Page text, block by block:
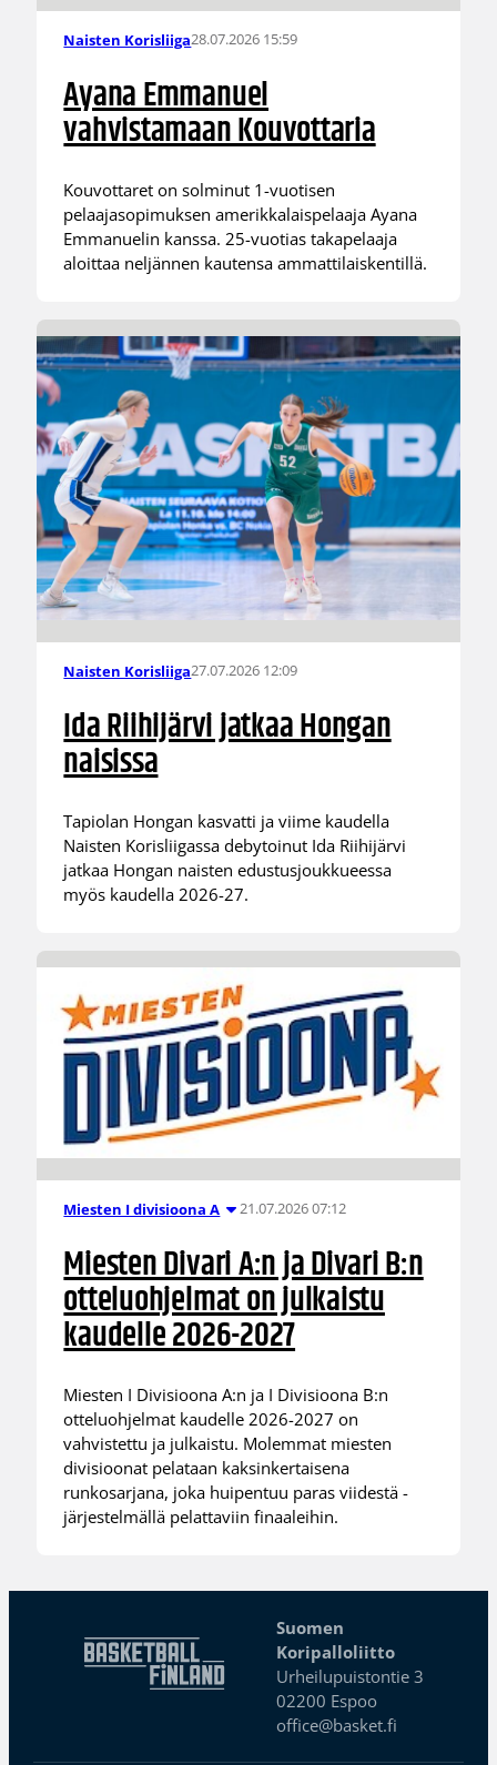
Naisten Korisliiga28.07.2026 15:59
Ayana Emmanuel
vahvistamaan Kouvottaria
Kouvottaret on solminut 1-vuotisen
pelaajasopimuksen amerikkalaispelaaja Ayana
Emmanuelin kanssa. 25-vuotias takapelaaja
aloittaa neljännen kautensa ammattilaiskentillä.
Naisten Korisliiga27.07.2026 12:09
Ida Riihijärvi jatkaa Hongan
naisissa
Tapiolan Hongan kasvatti ja viime kaudella
Naisten Korisliigassa debytoinut Ida Riihijärvi
jatkaa Hongan naisten edustusjoukkueessa
myös kaudella 2026-27.
Miesten I divisioona A 21.07.2026 07:12
Miesten Divari A:n ja Divari B:n
otteluohjelmat on julkaistu
kaudelle 2026-2027
Miesten I Divisioona A:n ja I Divisioona B:n
otteluohjelmat kaudelle 2026-2027 on
vahvistettu ja julkaistu. Molemmat miesten
divisioonat pelataan kaksinkertaisena
runkosarjana, joka huipentuu paras viidestä -
järjestelmällä pelattaviin finaaleihin.
Suomen
Koripalloliitto
Urheilupuistontie 3
02200 Espoo
office@basket.fi